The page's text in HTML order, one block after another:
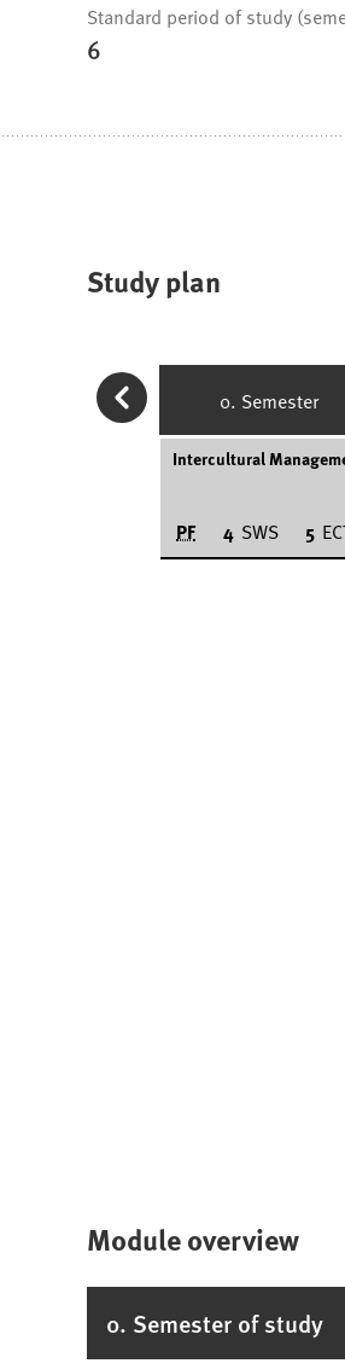
Standard period of study
6
Study plan
0. Semester
Intercultural
PF 4 SWS 5
Module overview
0. Semester of study